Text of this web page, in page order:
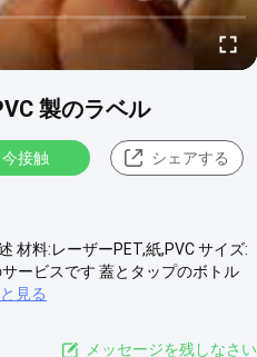
製のラベル
今接触 シェアする
材料:レーザーPET,紙,PVC サイズ:
ービスです 蓋とタップのボトル
見る
メッセージを残しなさい